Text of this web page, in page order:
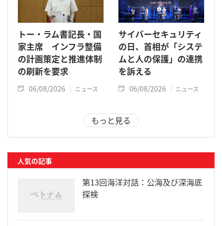
トー・ラム書記長・国
家主席 インフラ整備
の計画策定と推進体制
の刷新を要求
06/08/2026 ニュース
サイバーセキュリティ
の日、首相が「システ
ムと人の保護」の連携
を訴える
06/08/2026 ニュース
もっと見る
人気の記事
第13回海洋対話：公海及び深海底
探検